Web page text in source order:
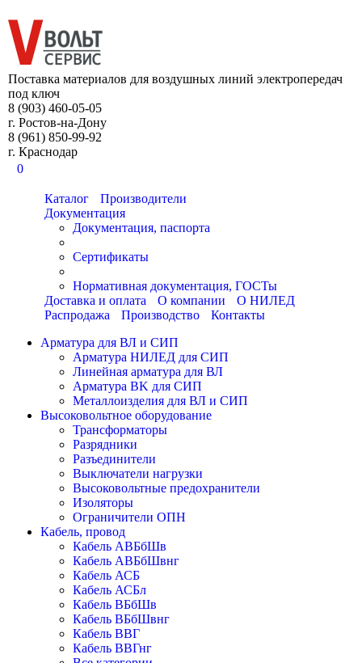
Поставка материалов для воздушных линий электропередач
под ключ
8 (903) 460-05-05
г. Ростов-на-Дону
8 (961) 850-99-92
г. Краснодар
0
Каталог
Производители
Документация
Документация, паспорта
Сертификаты
Нормативная документация, ГОСТы
Доставка и оплата
О компании
О НИЛЕД
Распродажа
Производство
Контакты
Арматура для ВЛ и СИП
Арматура НИЛЕД для СИП
Линейная арматура для ВЛ
Арматура BK для СИП
Металлоизделия для ВЛ и СИП
Высоковольтное оборудование
Трансформаторы
Разрядники
Разъединители
Выключатели нагрузки
Высоковольтные предохранители
Изоляторы
Ограничители ОПН
Кабель, провод
Кабель АВБбШв
Кабель АВБбШвнг
Кабель АСБ
Кабель АСБл
Кабель ВБбШв
Кабель ВБбШвнг
Кабель ВВГ
Кабель ВВГнг